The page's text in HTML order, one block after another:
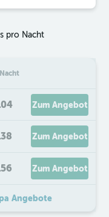
pro Nacht
Zum Angebot
Zum Angebot
Zum Angebot
Angebote